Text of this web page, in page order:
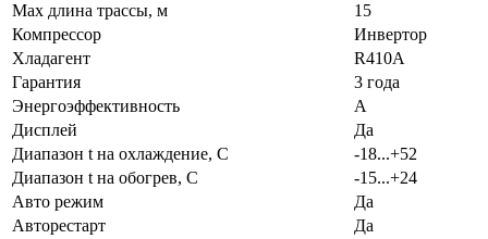
Max длина трассы, м
15
Компрессор
Инвертор
Хладагент
R410A
Гарантия
3 года
Энергоэффективность
A
Дисплей
Да
Диапазон t на охлаждение, С
-18...+52
Диапазон t на обогрев, С
-15...+24
Авто режим
Да
Авторестарт
Да